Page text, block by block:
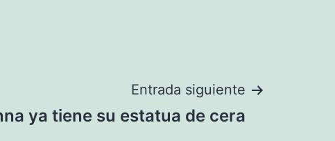
Entrada siguiente
ya tiene su estatua de cera